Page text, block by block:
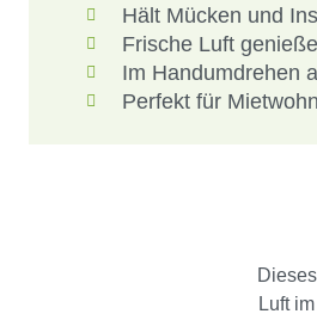
Hält Mücken und
Frische Luft
Im Handumdrehen
Perfekt für
Luft